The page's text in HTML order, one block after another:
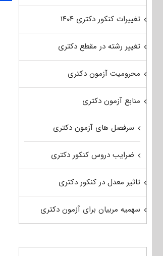
تغییرات کنکور دکتری ۱۴۰۴
تغییر رشته در مقطع دکتری
محرومیت آزمون دکتری
منابع آزمون دکتری
سرفصل های آزمون دکتری
ضرایب دروس کنکور دکتری
تاثیر معدل در کنکور دکتری
سهمیه مربیان برای آزمون دکتری